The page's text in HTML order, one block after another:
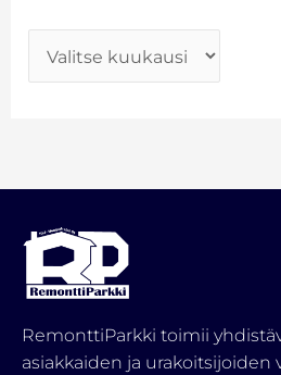
RemonttiParkki toimii
asiakkaiden ja urakoitsijoiden